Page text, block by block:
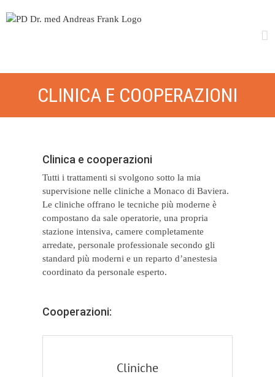
CLINICA E COOPERAZIONI
Clinica e cooperazioni
Tutti i trattamenti si svolgono sotto la mia
supervisione nelle cliniche a Monaco di Baviera.
Le cliniche offrano le tecniche più moderne è
compostano da sale operatorie, una propria
stazione intensiva, camere completamente
arredate, personale professionale secondo gli
standard più moderni e un reparto d’anestesia
coordinato da personale esperto.
Cooperazioni:
Cliniche